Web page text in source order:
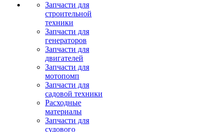
Запчасти для
строительной
техники
Запчасти для
генераторов
Запчасти для
двигателей
Запчасти для
мотопомп
Запчасти для
садовой техники
Расходные
материалы
Запчасти для
судового